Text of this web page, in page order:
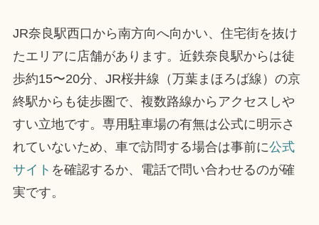
JR奈良駅西口から南方向へ向かい、住宅街を抜け
たエリアに店舗があります。近鉄奈良駅からは徒
歩約15〜20分、JR桜井線（万葉まほろば線）の京
終駅からも徒歩圏で、複数路線からアクセスしや
すい立地です。専用駐車場の有無は公式に明示さ
れていないため、車で訪問する場合は事前に公式
サイト を確認するか、電話で問い合わせるのが確
実です。